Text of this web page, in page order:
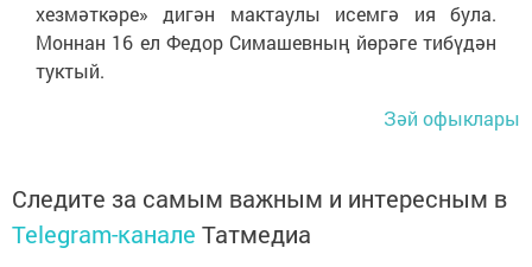
хезмәткәре» дигән мактаулы исемгә ия була.
Моннан 16 ел Федор Симашевның йөрәге тибүдән
туктый.
Зәй офыклары
Следите за самым важным и интересным в
Telegram-канале Татмедиа